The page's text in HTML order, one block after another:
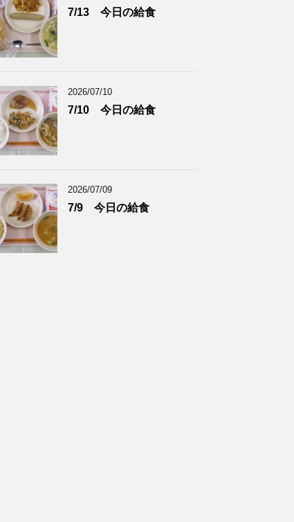
7/13 今日の給食
2026/07/10
7/10 今日の給食
2026/07/09
7/9 今日の給食